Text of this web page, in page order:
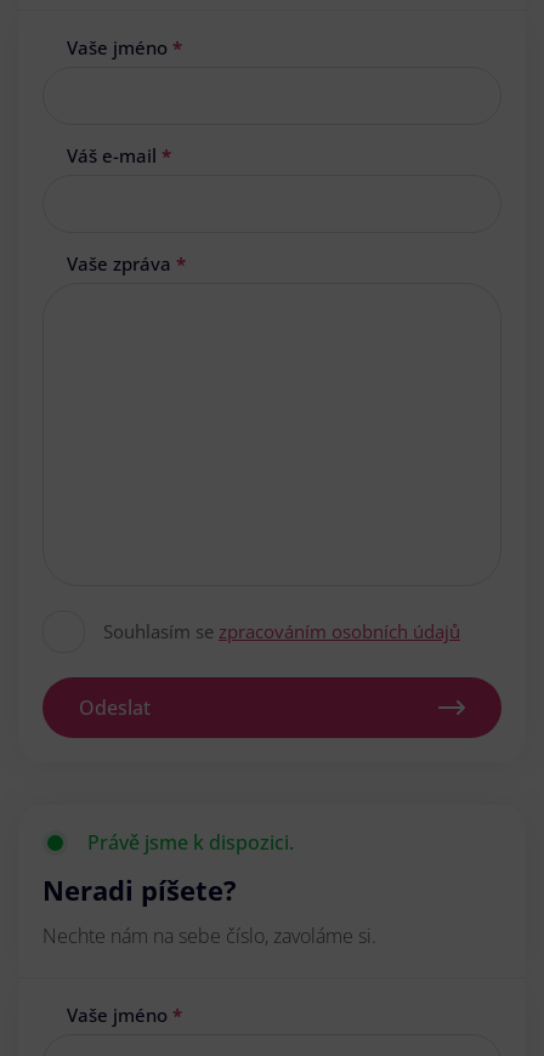
Vaše jméno *
Váš e-mail *
Vaše zpráva *
Souhlasím se zpracováním osobních údajů
Odeslat
Právě jsme k dispozici.
Neradi píšete?
Nechte nám na sebe číslo, zavoláme si.
Vaše jméno *